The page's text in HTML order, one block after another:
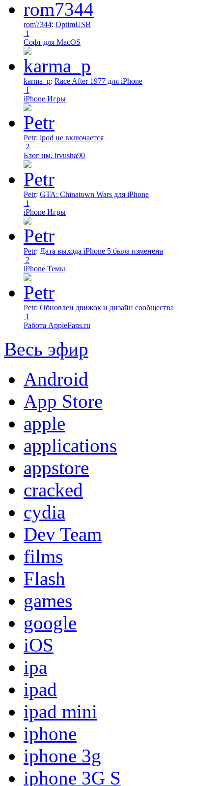
rom7344: OptimUSB
1
Софт для MacOS
karma_p: Race After 1977 для iPhone
1
iPhone Игры
Petr: ipod не включается
2
Блог им. irvusha90
Petr: GTA: Chinatown Wars для iPhone
1
iPhone Игры
Petr: Дата выхода iPhone 5 была изменена
2
iPhone Темы
Petr: Обновлен движок и дизайн сообщества
1
Работа AppleFans.ru
Весь эфир
Android
App Store
apple
applications
appstore
cracked
cydia
Dev Team
films
Flash
games
google
iOS
ipa
ipad
ipad mini
iphone
iphone 3g
iphone 3G S